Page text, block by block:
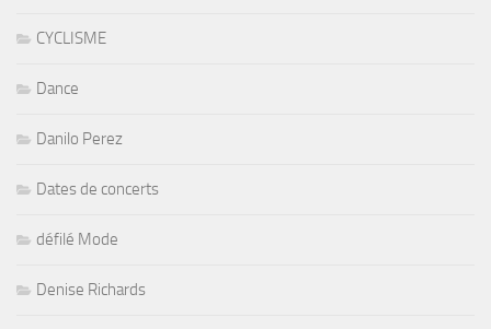
CYCLISME
Dance
Danilo Perez
Dates de concerts
défilé Mode
Denise Richards